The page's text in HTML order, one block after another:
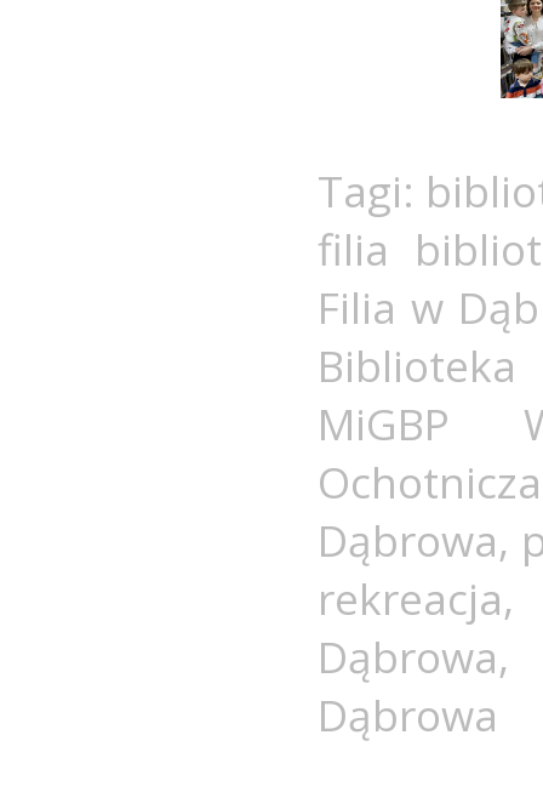
Tagi:
filia
Filia w
Biblioteka
MiGBP
Dąbrowa,
rekreacja
Dąbrowa
Dąbrowa